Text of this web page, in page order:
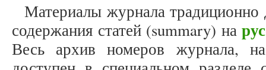
Материалы журнала
содержания статей (summary) на
Весь архив номеров журнала,